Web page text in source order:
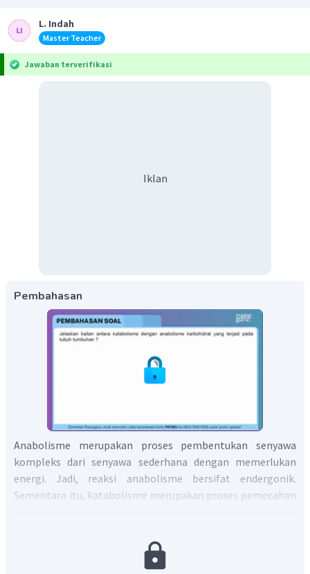
L. Indah
Master Teacher
Jawaban terverifikasi
Iklan
Pembahasan
Anabolisme merupakan proses pembentukan senyawa
kompleks dari senyawa sederhana dengan memerlukan
energi. Jadi, reaksi anabolisme bersifat endergonik.
Sementara itu, katabolisme merupakan proses pemecahan
proses anabolisme yaitu sintesis atau pembentukan
karbohidrat melalui fotosintesis yang terjadi pada